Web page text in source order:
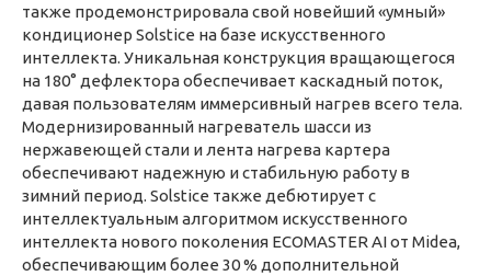
также продемонстрировала свой новейший «умный»
кондиционер Solstice на базе искусственного
интеллекта. Уникальная конструкция вращающегося
на 180° дефлектора обеспечивает каскадный поток,
давая пользователям иммерсивный нагрев всего тела.
Модернизированный нагреватель шасси из
нержавеющей стали и лента нагрева картера
обеспечивают надежную и стабильную работу в
зимний период. Solstice также дебютирует с
интеллектуальным алгоритмом искусственного
интеллекта нового поколения ECOMASTER AI от Midea,
обеспечивающим более 30 % дополнительной